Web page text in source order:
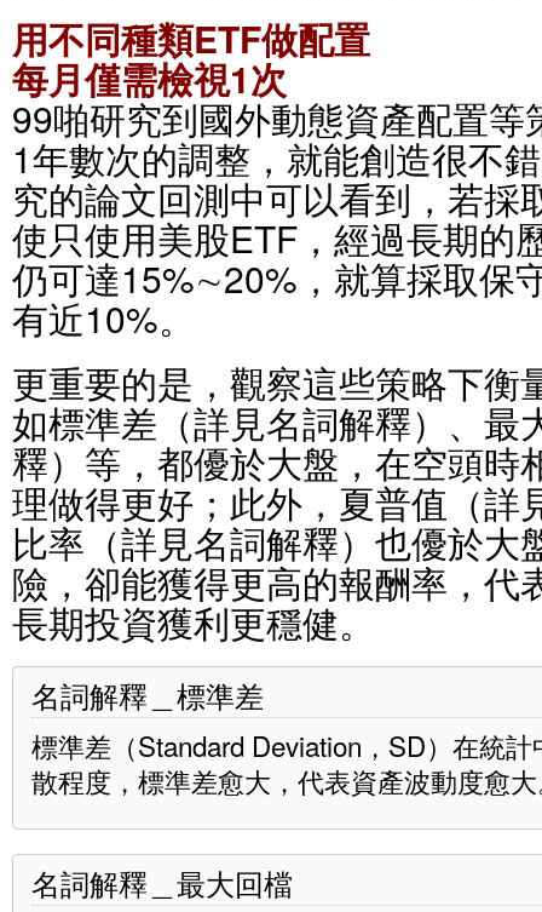
用不同種類ETF做配置
每月僅需檢視1次
99啪研究到國外動態資產配置
1年數次的調整，就能創造很不
究的論文回測中可以看到，若採
使只使用美股ETF，經過長期的
仍可達15%∼20%，就算採取保
有近10%。
更重要的是，觀察這些策略下衡
如標準差（詳見名詞解釋）、最
釋）等，都優於大盤，在空頭時
理做得更好；此外，夏普值（詳
比率（詳見名詞解釋）也優於大
險，卻能獲得更高的報酬率，代
長期投資獲利更穩健。
名詞解釋＿標準差
標準差（Standard Deviation，SD）在統
散程度，標準差愈大，代表資產波動度愈
名詞解釋＿最大回檔